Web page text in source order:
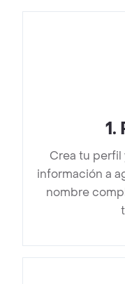
1.
Crea tu perfil
información a
nombre